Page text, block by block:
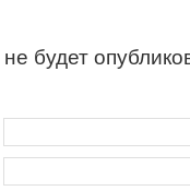
будет